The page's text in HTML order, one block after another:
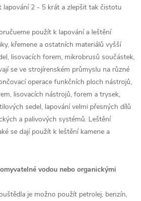
lapování 2 - 5 krát a zlepšit tak čistotu
použít k lapování a leštění
křemene a ostatních materiálů vyšší
lisovacích forem, mikrobrusů součástek,
se ve strojírenském průmyslu na různé
operace funkčních ploch nástrojů,
lisovacích nástrojů, forem a trysek,
sedel, lapování velmi přesných dílů
a palivových systémů. Leštění
se dají použít k leštění kamene a
vodou nebo organickými
je možno použít petrolej, benzín,